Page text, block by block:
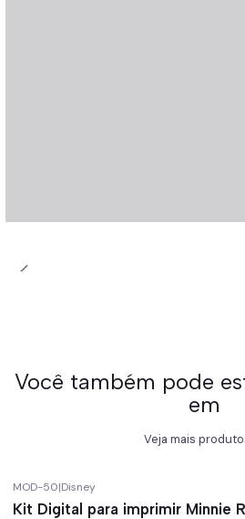
Você também pode
em
Veja mais
MOD-50|Disney
Kit Digital para imprimir Minnie